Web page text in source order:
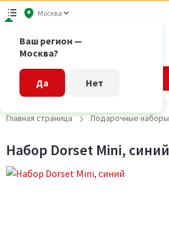
Москва
Ваш регион —
Москва?
Да Нет
Главная страница Подарочные наборы
Набор Dorset Mini, синий